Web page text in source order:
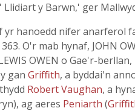
y Barwn,' ger
hanoedd nifer anarferol
363. O'r mab hynaf, JOHN
OWEN o Gae'r-
gan Griffith, a byddai'n
Robert Vaughan, a
ag aeres Peniarth (